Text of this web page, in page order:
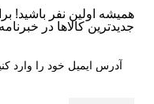
همیشه اولین نفر باشید!
جدیدترین کالاها در